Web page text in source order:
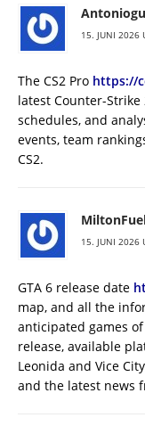
15. JUNI 2026
The CS2 Pro https://
latest Counter-
schedules, and
events, team
CS2.
15. JUNI 2026
GTA 6 release date
map, and all the
anticipated games
release, available
Leonida and Vice
and the latest news